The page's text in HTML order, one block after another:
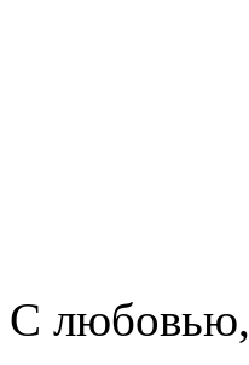
С любовью,